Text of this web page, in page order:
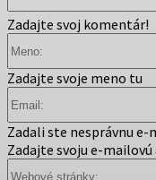
Zadajte svoj komentár!
Zadajte svoje meno tu
Zadali ste nesprávnu e-
Zadajte svoju e-mailovú